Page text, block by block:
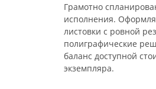
Грамотно
исполнения.
листовки с ровной
полиграфические
баланс доступной
экземпляра.